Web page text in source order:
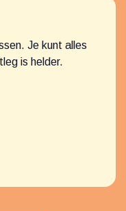
Je kunt alles
is helder.